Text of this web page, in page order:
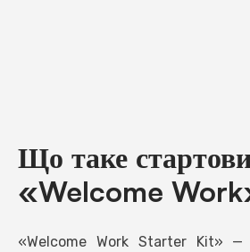
Що таке
«Welcome
«Welcome Work Starter Kit» —